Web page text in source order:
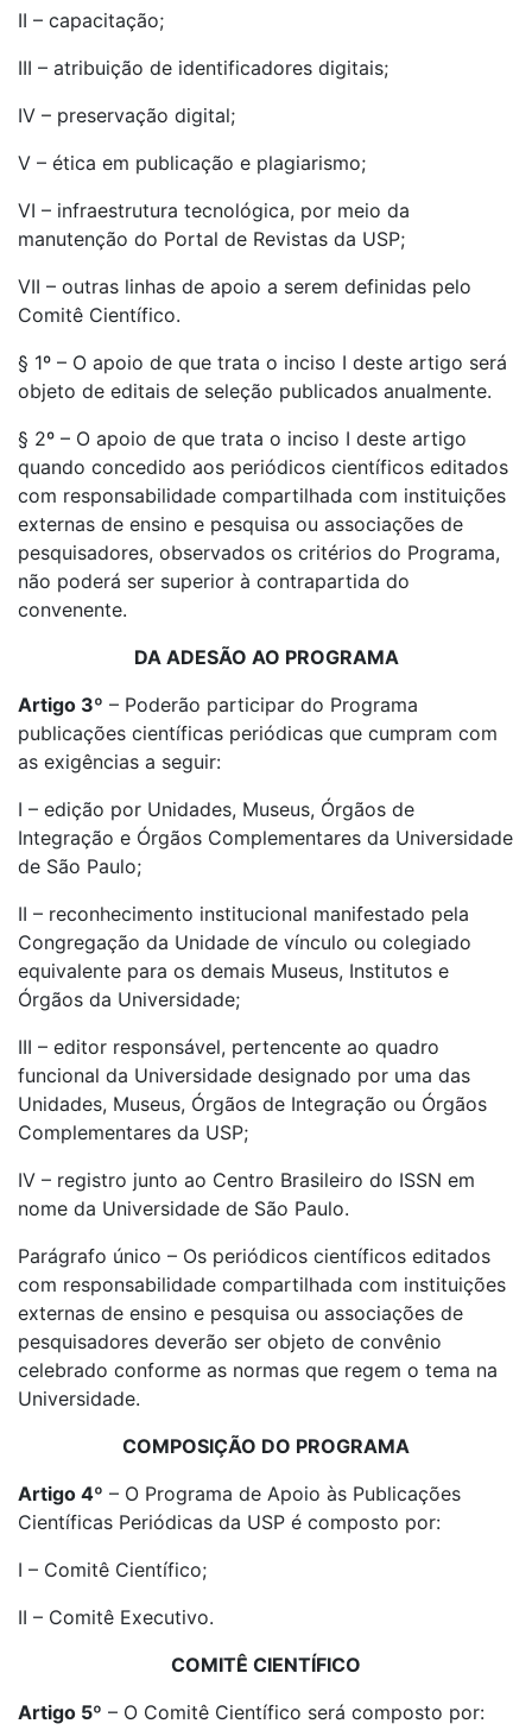
II – capacitação;
III – atribuição de identificadores digitais;
IV – preservação digital;
V – ética em publicação e plagiarismo;
VI – infraestrutura tecnológica, por meio da
manutenção do Portal de Revistas da USP;
VII – outras linhas de apoio a serem definidas pelo
Comitê Científico.
§ 1º – O apoio de que trata o inciso I deste artigo será
objeto de editais de seleção publicados anualmente.
§ 2º – O apoio de que trata o inciso I deste artigo
quando concedido aos periódicos científicos editados
com responsabilidade compartilhada com instituições
externas de ensino e pesquisa ou associações de
pesquisadores, observados os critérios do Programa,
não poderá ser superior à contrapartida do
convenente.
DA ADESÃO AO PROGRAMA
Artigo 3º – Poderão participar do Programa
publicações científicas periódicas que cumpram com
as exigências a seguir:
I – edição por Unidades, Museus, Órgãos de
Integração e Órgãos Complementares da Universidade
de São Paulo;
II – reconhecimento institucional manifestado pela
Congregação da Unidade de vínculo ou colegiado
equivalente para os demais Museus, Institutos e
Órgãos da Universidade;
III – editor responsável, pertencente ao quadro
funcional da Universidade designado por uma das
Unidades, Museus, Órgãos de Integração ou Órgãos
Complementares da USP;
IV – registro junto ao Centro Brasileiro do ISSN em
nome da Universidade de São Paulo.
Parágrafo único – Os periódicos científicos editados
com responsabilidade compartilhada com instituições
externas de ensino e pesquisa ou associações de
pesquisadores deverão ser objeto de convênio
celebrado conforme as normas que regem o tema na
Universidade.
COMPOSIÇÃO DO PROGRAMA
Artigo 4º – O Programa de Apoio às Publicações
Científicas Periódicas da USP é composto por:
I – Comitê Científico;
II – Comitê Executivo.
COMITÊ CIENTÍFICO
Artigo 5º – O Comitê Científico será composto por: